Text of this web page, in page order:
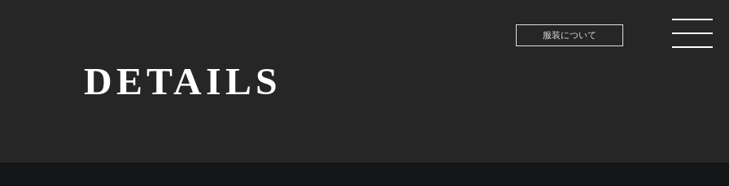
服装について
DETAILS